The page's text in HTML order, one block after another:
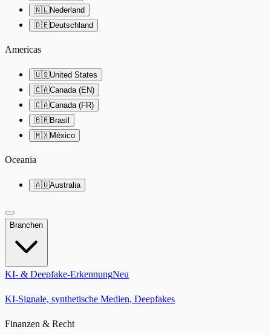
🇳🇱Nederland
🇩🇪Deutschland
Americas
🇺🇸United States
🇨🇦Canada (EN)
🇨🇦Canada (FR)
🇧🇷Brasil
🇲🇽México
Oceania
🇦🇺Australia
Branchen
KI- & Deepfake-ErkennungNeu
KI-Signale, synthetische Medien, Deepfakes
Finanzen & Recht